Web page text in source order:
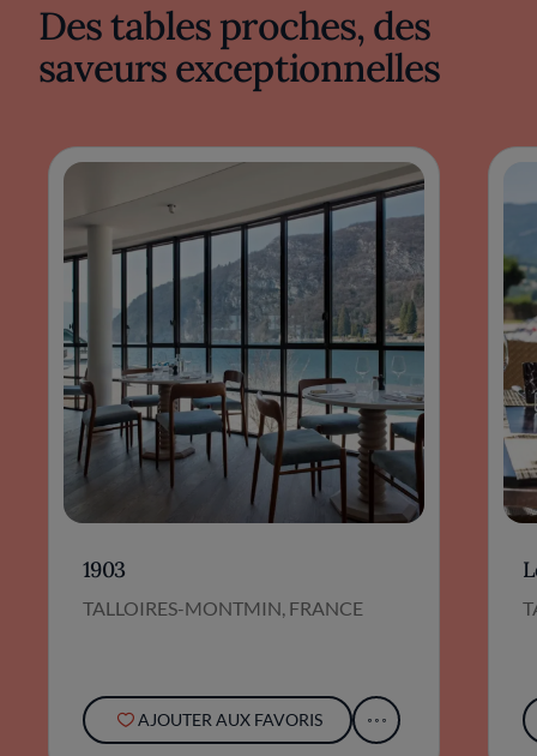
Des tables proches, des
saveurs exceptionnelles
1903
TALLOIRES-MONTMIN, FRANCE
AJOUTER AUX FAVORIS